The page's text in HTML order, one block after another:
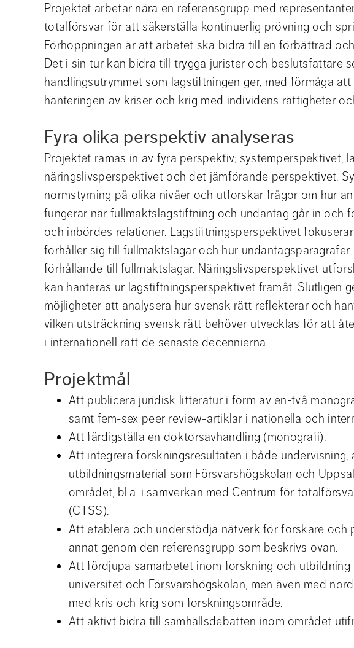
Projektet arbetar nära en referensgrupp med
totalförsvar för att säkerställa kontinuerlig prövning och
Förhoppningen är att arbetet ska bidra till en förbättrad
Det i sin tur kan bidra till trygga jurister och beslutsfattare
handlingsutrymmet som lagstiftningen ger, med förmåga
hanteringen av kriser och krig med individens rättigheter
Fyra olika perspektiv analyseras
Projektet ramas in av fyra perspektiv; systemperspektivet,
näringslivsperspektivet och det jämförande perspektivet.
normstyrning på olika nivåer och utforskar frågor om hur
fungerar när fullmaktslagstiftning och undantag går in och
och inbördes relationer. Lagstiftningsperspektivet
förhåller sig till fullmaktslagar och hur
förhållande till fullmaktslagar. Näringslivsperspektivet
kan hanteras ur lagstiftningsperspektivet framåt. Slutligen
möjligheter att analysera hur svensk rätt reflekterar och
vilken utsträckning svensk rätt behöver utvecklas för att
i internationell rätt de senaste decennierna.
Projektmål
Att publicera juridisk litteratur i form av en-två
samt fem-sex peer review-artiklar i nationella och
Att färdigställa en doktorsavhandling (monografi).
Att integrera forskningsresultaten i både undervisning,
utbildningsmaterial som Försvarshögskolan och
området, bl.a. i samverkan med Centrum för
(CTSS).
Att etablera och understödja nätverk för forskare och
annat genom den referensgrupp som beskrivs ovan.
Att fördjupa samarbetet inom forskning och
universitet och Försvarshögskolan, men även med
med kris och krig som forskningsområde.
Att aktivt bidra till samhällsdebatten inom området